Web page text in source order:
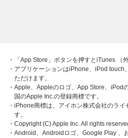
・「App Store」ボタンを押すとiTunes （
・アプリケーションはiPhone、iPod
ただけます。
・Apple、Appleのロゴ、App Store、iPod
国のApple Inc.の登録商標です。
・iPhone商標は、アイホン株式会社のラ
す。
・Copyright (C) Apple Inc. All rights
・Android、Androidロゴ、Google Play 、